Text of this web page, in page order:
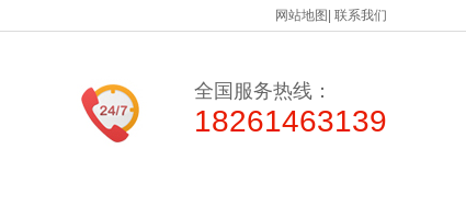
网站地图 联系我们
全国服务热线：
18261463139